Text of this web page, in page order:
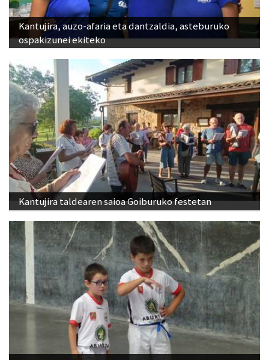
Kantujira, auzo-afaria eta dantzaldia, asteburuko
ospakizunei ekiteko
Kantujira taldearen saioa Goiburuko festetan